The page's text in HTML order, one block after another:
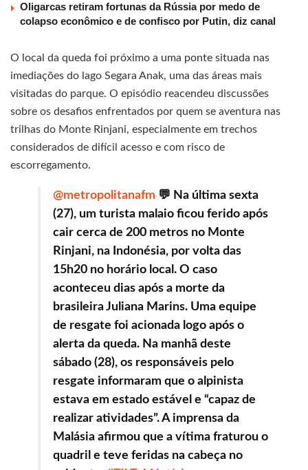
Oligarcas retiram fortunas da Rússia por medo de
colapso econômico e de confisco por Putin, diz canal
O local da queda foi próximo a uma ponte situada nas
imediações do lago Segara Anak, uma das áreas mais
visitadas do parque. O episódio reacendeu discussões
sobre os desafios enfrentados por quem se aventura nas
trilhas do Monte Rinjani, especialmente em trechos
considerados de difícil acesso e com risco de
escorregamento.
@metropolitanafm 💬 Na última sexta
(27), um turista malaio ficou ferido após
cair cerca de 200 metros no Monte
Rinjani, na Indonésia, por volta das
15h20 no horário local. O caso
aconteceu dias após a morte da
brasileira Juliana Marins. Uma equipe
de resgate foi acionada logo após o
alerta da queda. Na manhã deste
sábado (28), os responsáveis pelo
resgate informaram que o alpinista
estava em estado estável e “capaz de
realizar atividades”. A imprensa da
Malásia afirmou que a vítima fraturou o
quadril e teve feridas na cabeça no